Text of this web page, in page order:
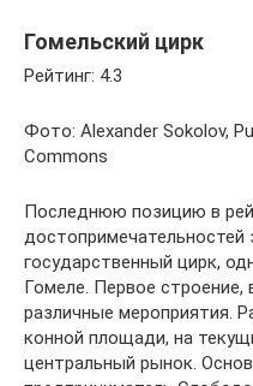
Гомельский цирк
Рейтинг: 4.3
Фото: Alexander Sokolov,
Commons
Последнюю позицию в
достопримечательностей
государственный цирк,
Гомеле. Первое
различные мероприятия.
конной площади, на
центральный рынок.